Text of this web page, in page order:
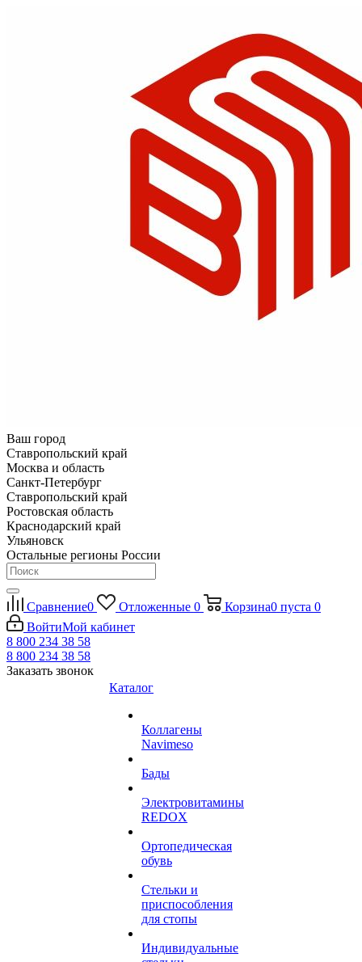
Ваш город
Ставропольский край
Москва и область
Санкт-Петербург
Ставропольский край
Ростовская область
Краснодарский край
Ульяновск
Остальные регионы России
Сравнение0 Отложенные 0 Корзина0 пуста 0
ВойтиМой кабинет
8 800 234 38 58
8 800 234 38 58
Заказать звонок
Каталог
Коллагены
Navimeso
Бады
Электровитамины
REDOX
Ортопедическая
обувь
Стельки и
приспособления
для стопы
Индивидуальные